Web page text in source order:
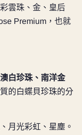
雲珠、金、皇后
Premium，也就
澳白珍珠、南洋金
的白蝶貝珍珠的分
月光彩虹、星塵。